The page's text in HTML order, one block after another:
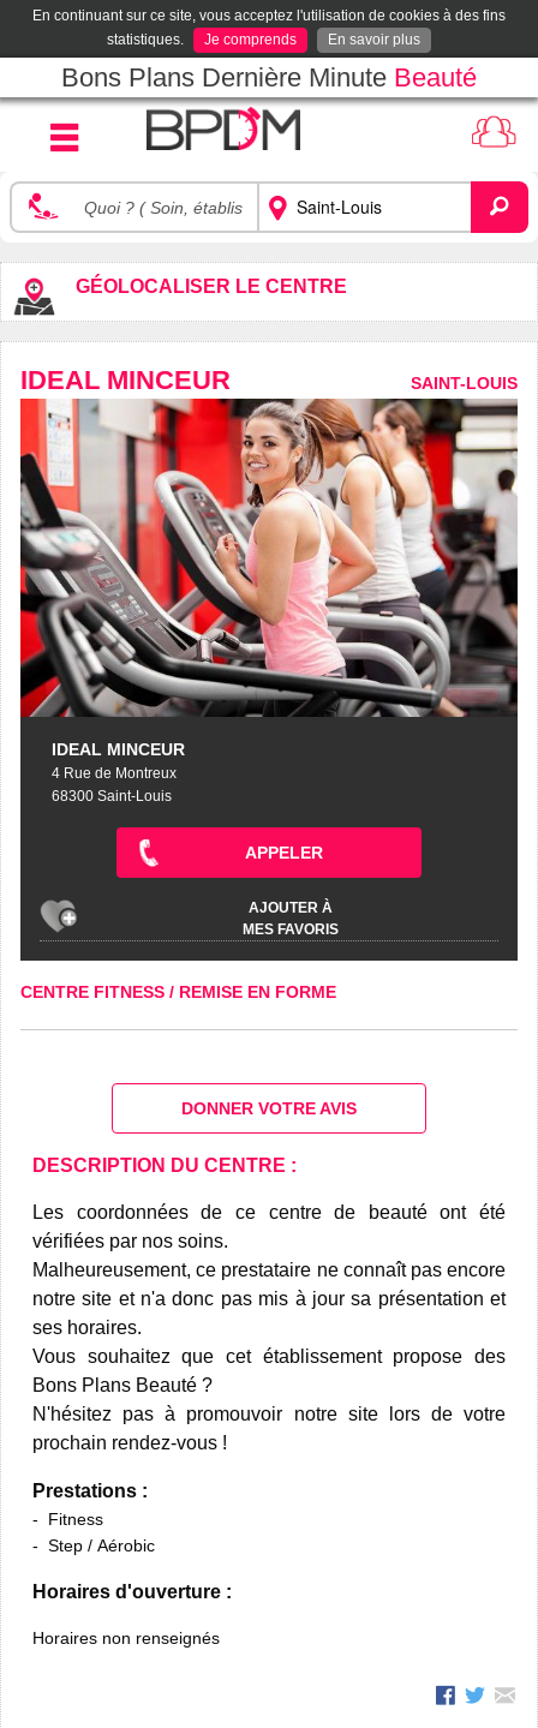
En continuant sur ce site, vous acceptez l'utilisation de cookies à des fins
statistiques.
Je comprends En savoir plus
Bons Plans Dernière Minute Beauté
GÉOLOCALISER LE CENTRE
IDEAL MINCEUR SAINT-LOUIS
IDEAL MINCEUR
4 Rue de Montreux
68300 Saint-Louis
APPELER
AJOUTER À
MES FAVORIS
CENTRE FITNESS / REMISE EN FORME
DONNER VOTRE AVIS
DESCRIPTION DU CENTRE :
Les coordonnées de ce centre de beauté ont été
vérifiées par nos soins.
Malheureusement, ce prestataire ne connaît pas encore
notre site et n'a donc pas mis à jour sa présentation et
ses horaires.
Vous souhaitez que cet établissement propose des
Bons Plans Beauté ?
N'hésitez pas à promouvoir notre site lors de votre
prochain rendez-vous !
Prestations :
Fitness
Step / Aérobic
Horaires d'ouverture :
Horaires non renseignés